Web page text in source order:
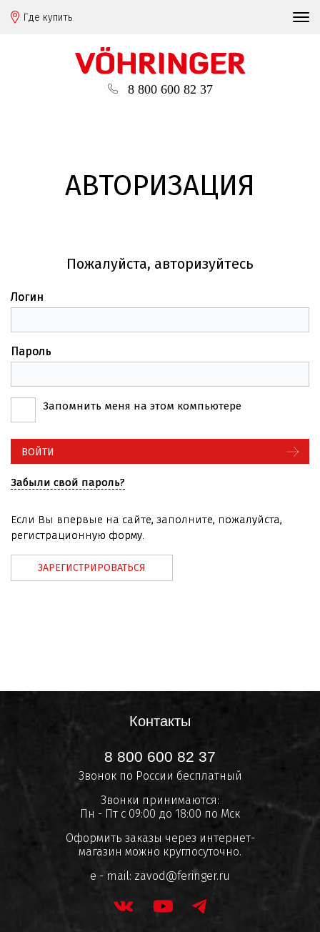
Где купить
8 800 600 82 37
АВТОРИЗАЦИЯ
Пожалуйста, авторизуйтесь
Логин
Пароль
Запомнить меня на этом компьютере
Забыли свой пароль?
Если Вы впервые на сайте, заполните, пожалуйста,
регистрационную форму.
ЗАРЕГИСТРИРОВАТЬСЯ
Контакты
8 800 600 82 37
Звонок по России бесплатный
Звонки принимаются:
Пн - Пт с 09:00 до 18:00 по Мск
Оформить заказы через интернет-
магазин можно круглосуточно.
e - mail: zavod@feringer.ru